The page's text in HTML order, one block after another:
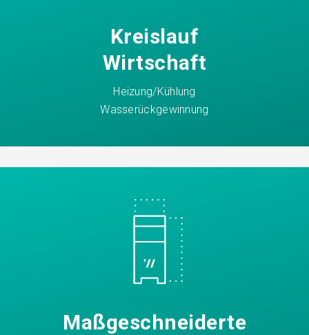
Kreislauf
Wirtschaft
Heizung/Kühlung
Wasserückgewinnung
Maßgeschneiderte